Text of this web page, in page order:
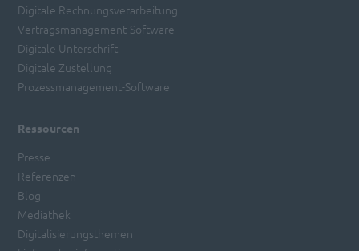
Digitale Rechnungsverarbeitung
Vertragsmanagement-Software
Digitale Unterschrift
Digitale Zustellung
Prozessmanagement-Software
Ressourcen
Presse
Referenzen
Blog
Mediathek
Digitalisierungsthemen